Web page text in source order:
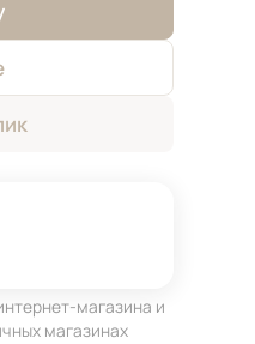
магазина и
магазинах